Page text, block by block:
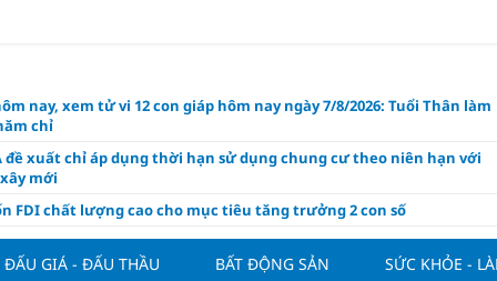
nay, xem tử vi 12 con giáp hôm nay ngày 7/8/2026: Tuổi Thân làm
chỉ
đề xuất chỉ áp dụng thời hạn sử dụng chung cư theo niên hạn với
mới
FDI chất lượng cao cho mục tiêu tăng trưởng 2 con số
nào để Việt Nam hiện thực hóa mục tiêu tăng trưởng 10%?
cứu tính tiền gửi Kho bạc vào nguồn vốn huy động của ngân hàng
ĐẤU GIÁ - ĐẤU THẦU BẤT ĐỘNG SẢN SỨC KHỎE -